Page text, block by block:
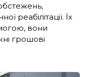
реабілітації. Їх
вони
грошові